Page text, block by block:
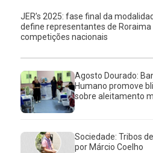
JER’s 2025: fase final da
define representantes de Roraima
competições nacionais
Agosto Dourado:
Humano promove
sobre aleitamento
Sociedade: Tribos
por Márcio Coelho